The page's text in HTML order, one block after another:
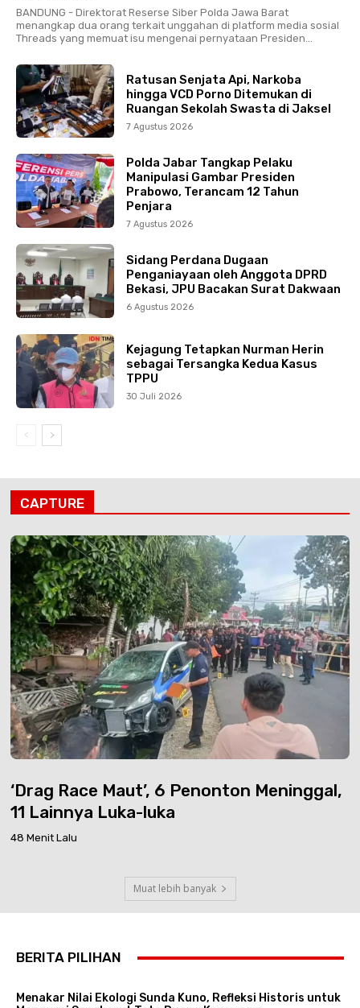
BANDUNG - Direktorat Reserse Siber Polda Jawa Barat
menangkap dua orang terkait unggahan di platform media sosial
Threads yang memuat isu mengenai pernyataan Presiden...
Ratusan Senjata Api, Narkoba
hingga VCD Porno Ditemukan di
Ruangan Sekolah Swasta di Jaksel
7 Agustus 2026
Polda Jabar Tangkap Pelaku
Manipulasi Gambar Presiden
Prabowo, Terancam 12 Tahun
Penjara
7 Agustus 2026
Sidang Perdana Dugaan
Penganiayaan oleh Anggota DPRD
Bekasi, JPU Bacakan Surat Dakwaan
6 Agustus 2026
Kejagung Tetapkan Nurman Herin
sebagai Tersangka Kedua Kasus
TPPU
30 Juli 2026
CAPTURE
‘Drag Race Maut’, 6 Penonton Meninggal,
11 Lainnya Luka-luka
48 Menit Lalu
Muat lebih banyak
BERITA PILIHAN
Menakar Nilai Ekologi Sunda Kuno, Refleksi Historis untuk